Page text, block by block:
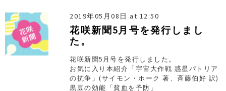
2019年05月08日 at 12:50
花咲新聞5月号を発行しまし
た。
花咲新聞5月号を発行しました。
お気に入り本紹介「宇宙大作戦 惑星パトリア
の抗争」(サイモン・ホーク 著、斉藤伯好 訳)
黒豆の効能「貧血を予防」